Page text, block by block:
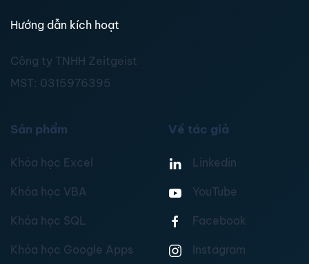
Hướng dẫn kích hoạt
Công ty TNHH Zeitgeist
MST: 0315976395
Sản phẩm
Khóa học Excel
Khóa học VBA
Khóa học SQL
Khóa học Google Apps
Về tác giả
Linkedin
YouTube
Facebook
Instagram